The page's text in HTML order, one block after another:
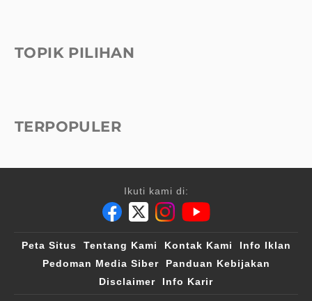
TOPIK PILIHAN
TERPOPULER
Ikuti kami di:
Peta Situs Tentang Kami Kontak Kami
Info Iklan
Pedoman Media Siber
Panduan Kebijakan
Disclaimer
Info Karir